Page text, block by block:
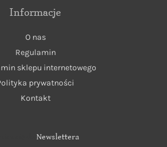
Informacje
O nas
Regulamin
sklepu internetowego
prywatności
Kontakt
Newslettera